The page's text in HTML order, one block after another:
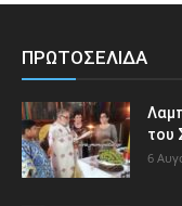
ΠΡΩΤΟΣΕΛΙΔΑ
του
6